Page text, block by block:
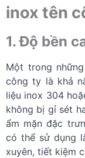
inox tên
1. Độ bền
Một trong
công ty là khả
liệu inox 304
không bị gỉ sét
ẩm mặn đặc
có thể sử dụng
xuyên, tiết kiệm